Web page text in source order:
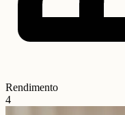
Rendimento
4